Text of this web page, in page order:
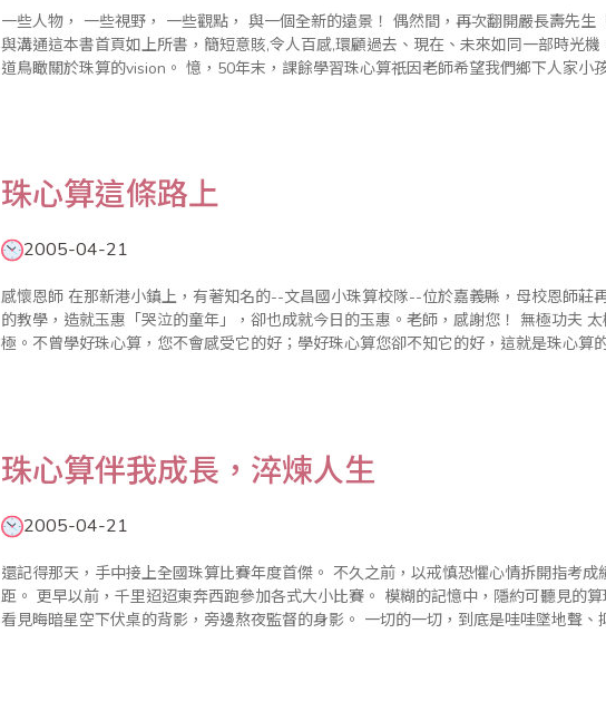
一些人物， 一些視野， 一些觀點， 與一個全新的遠景！ 偶然間，再次翻開嚴長壽先生「御風而上」談視野
與溝通這本書首頁如上所書，簡短意賅,令人百感,環顧過去、現在、未來如同一部時光
道鳥瞰關於珠算的vision。 憶，50年末，課餘學習珠心算祇因老師希望我們鄉下人家小孩長大後有個金飯碗
珠心算這條路上
2005-04-21
感懷恩師 在那新港小鎮上，有著知名的--文昌國小珠算校隊--位於嘉義縣，母校恩師莊再來老師，極為嚴厲
的教學，造就玉惠「哭泣的童年」，卻也成就今日的玉惠。老師，感謝您！ 無極功夫 太極拳最高境界--無
極。不曾學好珠心算，您不會感受它的好；學好珠心算您卻不知它的好，這就是珠心算
珠心算伴我成長，淬煉人生
2005-04-21
還記得那天，手中接上全國珠算比賽年度首傑。 不久之前，以戒慎恐懼心情拆開指考成績單，比對今年組
距。 更早以前，千里迢迢東奔西跑參加各式大小比賽。 模糊的記憶中，隱約可聽見的算珠撞擊聲；依稀可
看見晦暗星空下伏桌的背影，旁邊熬夜監督的身影。 一切的一切，到底是哇哇墜地聲、抑或是那清脆算珠聲